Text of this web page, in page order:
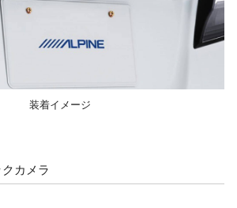
装着イメージ
カメラ